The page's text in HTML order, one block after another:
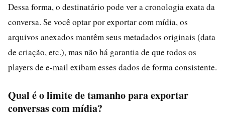
Dessa forma, o destinatário pode ver a cronologia exata da
conversa. Se você optar por exportar com mídia, os
arquivos anexados mantêm seus metadados originais (data
de criação, etc.), mas não há garantia de que todos os
players de e-mail exibam esses dados de forma consistente.
Qual é o limite de tamanho para exportar
conversas com mídia?